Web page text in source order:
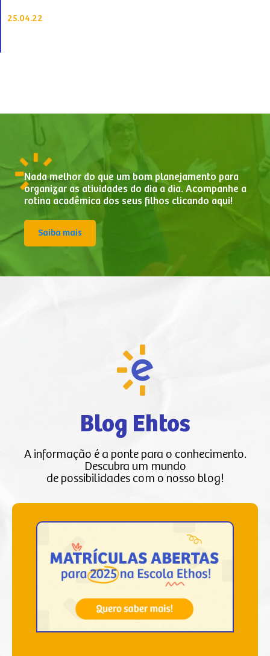
25.04.22
Nada melhor do que um bom planejamento para
organizar as atividades do dia a dia. Acompanhe a
rotina acadêmica dos seus filhos clicando aqui!
Saiba mais
Blog Ehtos
A informação é a ponte para o conhecimento.
Descubra um mundo
de possibilidades com o nosso blog!